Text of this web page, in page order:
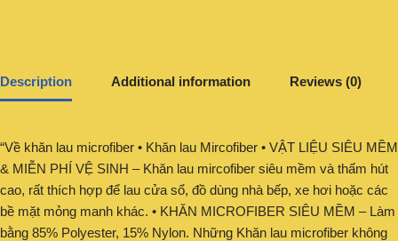
Description Additional information Reviews (0)
“Về khăn lau microfiber • Khăn lau Mircofiber • VẬT LIỆU SIÊU MỀM
& MIỄN PHÍ VỆ SINH – Khăn lau mircofiber siêu mềm và thấm hút
cao, rất thích hợp để lau cửa sổ, đồ dùng nhà bếp, xe hơi hoặc các
bề mặt mỏng manh khác. • KHĂN MICROFIBER SIÊU MỀM – Làm
bằng 85% Polyester, 15% Nylon. Những Khăn lau microfiber không